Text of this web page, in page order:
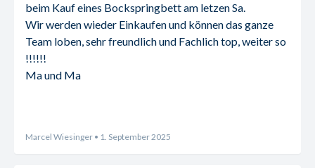
beim Kauf eines Bockspringbett am letzen Sa.
Wir werden wieder Einkaufen und können das ganze
Team loben, sehr freundlich und Fachlich top, weiter so
!!!!!!
Ma und Ma
Marcel Wiesinger • 1. September 2025